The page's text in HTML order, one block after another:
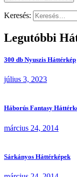
Keresés:
Legutóbbi
300 db Nyuszis Háttérkép
július 3, 2023
Háborús Fantasy
március 24, 2014
Sárkányos Háttérképek